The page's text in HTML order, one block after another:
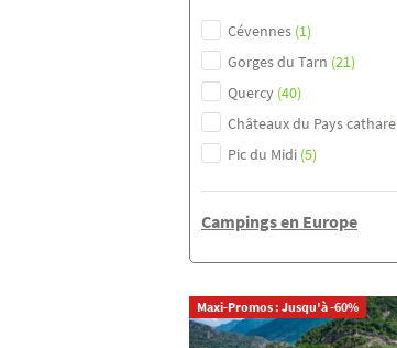
Cévennes (1)
Gorges du Tarn (21)
Quercy (40)
Châteaux du Pays cathare
Pic du Midi (5)
Campings en Europe
Maxi-Promos : Jusqu'à -60%